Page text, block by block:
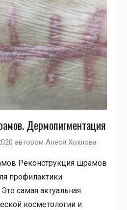
Дермопигментация
автором Алеся Хохлова
Реконструкция шрамов
профилактики
самая актуальная
косметологии и